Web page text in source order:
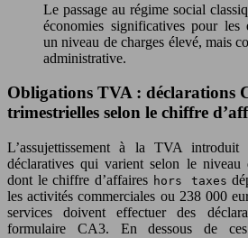
Le passage au régime social
économies significatives pour les
un niveau de charges élevé, mais
administrative.
Obligations TVA : déclarations
trimestrielles selon le chiffre
L’assujettissement à la TVA introduit
déclaratives qui varient selon le niveau
dont le chiffre d’affaires hors taxes
les activités commerciales ou 238 000
services doivent effectuer des
formulaire CA3. En dessous de